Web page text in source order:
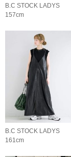
B.C STOCK LADYS
157cm
B.C STOCK LADYS
161cm